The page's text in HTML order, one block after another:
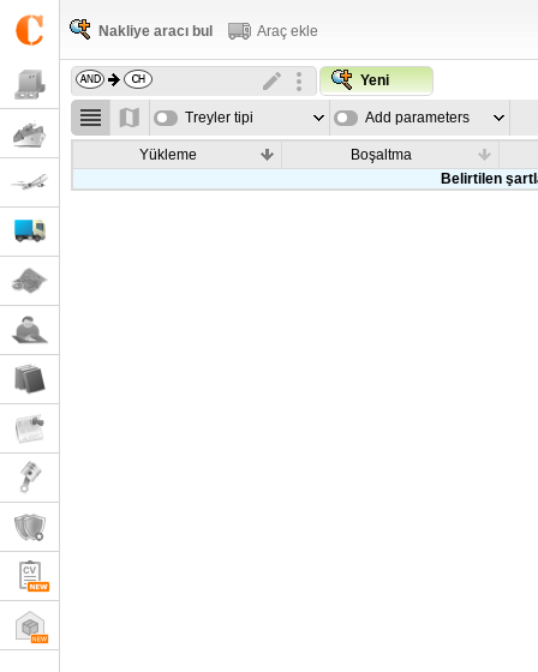
Nakliye aracı bul Araç ekle
Yeni
Treyler tipi Add parameters
Yükleme
Boşaltma
Belirtilen